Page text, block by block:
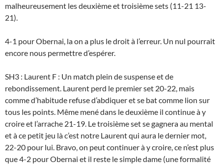
malheureusement les deuxième et troisième sets (11-21 13-
21).
4-1 pour Obernai, la on a plus le droit à l’erreur. Un nul pourrait
encore nous permettre d’espérer.
SH3 : Laurent F : Un match plein de suspense et de
rebondissement. Laurent perd le premier set 20-22, mais
comme d’habitude refuse d’abdiquer et se bat comme lion sur
tous les points. Même mené dans le deuxième il continue à y
croire et l’arrache 21-19. Le troisième set se gagnera au mental
et à ce petit jeu là c’est notre Laurent qui aura le dernier mot,
22-20 pour lui. Bravo, on peut continuer à y croire, ce n’est plus
que 4-2 pour Obernai et il reste le simple dame (une formalité